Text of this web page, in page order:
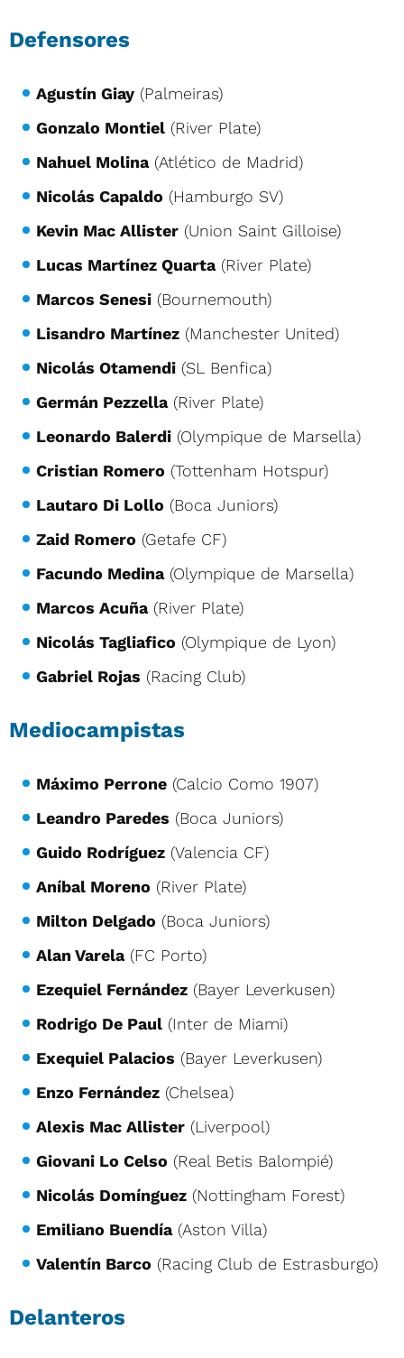
Defensores
Agustín Giay (Palmeiras)
Gonzalo Montiel (River Plate)
Nahuel Molina(Atlético de Madrid)
Nicolás Capaldo (Hamburgo SV)
Kevin Mac Allister (Union Saint Gilloise)
Lucas Martínez Quarta(River Plate)
Marcos Senesi (Bournemouth)
Lisandro Martínez (Manchester United)
Nicolás Otamendi (SL Benfica)
Germán Pezzella(River Plate)
Leonardo Balerdi (Olympique de Marsella)
Cristian Romero (Tottenham Hotspur)
Lautaro Di Lollo (Boca Juniors)
Zaid Romero (Getafe CF)
Facundo Medina(Olympique de Marsella)
Marcos Acuña(River Plate)
Nicolás Tagliafico (Olympique de Lyon)
Gabriel Rojas (Racing Club)
Mediocampistas
Máximo Perrone (Calcio Como 1907)
Leandro Paredes (Boca Juniors)
Guido Rodríguez (Valencia CF)
Aníbal Moreno (River Plate)
Milton Delgado (Boca Juniors)
Alan Varela(FC Porto)
Ezequiel Fernández (Bayer Leverkusen)
Rodrigo De Paul (Inter de Miami)
Exequiel Palacios (Bayer Leverkusen)
Enzo Fernández (Chelsea)
Alexis Mac Allister (Liverpool)
Giovani Lo Celso (Real Betis Balompié)
Nicolás Domínguez (Nottingham Forest)
Emiliano Buendía(Aston Villa)
Valentín Barco (Racing Club de Estrasburgo)
Delanteros